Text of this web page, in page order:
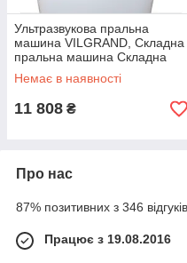
Ультразвукова пральна
машина VILGRAND, Складна
пральна машина Складна
для дачі XW-17
Немає в наявності
11 808 ₴
Про нас
87% позитивних з 346
Працює з 19.08.2016